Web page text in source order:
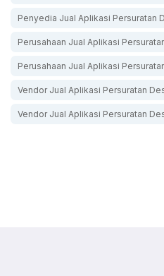
Penyedia Jual Aplikasi Persuratan
Perusahaan Jual Aplikasi
Perusahaan Jual Aplikasi
Vendor Jual Aplikasi Persuratan
Vendor Jual Aplikasi Persuratan